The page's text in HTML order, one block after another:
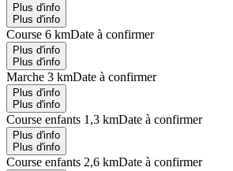
Plus d'info
Plus d'info
Course 6 kmDate à confirmer
Plus d'info
Plus d'info
Marche 3 kmDate à confirmer
Plus d'info
Plus d'info
Course enfants 1,3 kmDate à confirmer
Plus d'info
Plus d'info
Course enfants 2,6 kmDate à confirmer